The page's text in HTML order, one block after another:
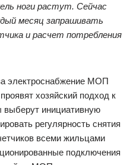
ноги растут. Сейчас
месяц запрашивать
и расчет потребления
электроснабжение МОП
хозяйский подход к
выберут инициативную
регулярность снятия
всеми жильцами
подключения